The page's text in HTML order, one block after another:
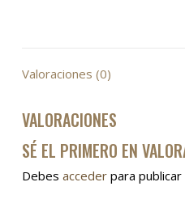
Valoraciones (0)
VALORACIONES
SÉ EL PRIMERO EN
Debes accederpara publicar